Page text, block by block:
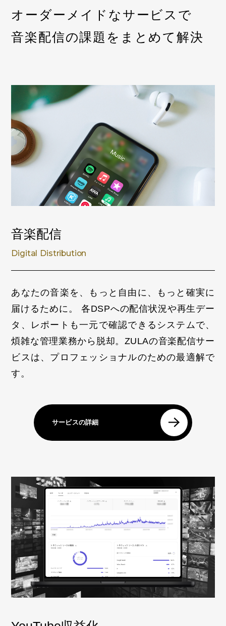
オーダーメイドなサービスで
音楽配信の課題をまとめて解決
音楽配信
Digital Distribution
あなたの音楽を、もっと自由に、もっと確実に
届けるために。
各DSPへの配信状況や再生デー
タ、レポートも一元で確認できるシステムで、
煩雑な管理業務から脱却。ZULAの音楽配信サー
ビスは、プロフェッショナルのための最適解で
す。
サービスの詳細